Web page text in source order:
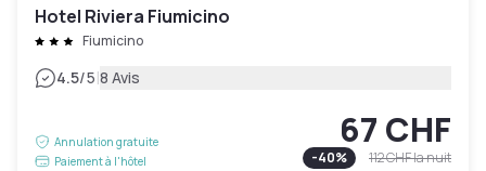
Hotel Riviera Fiumicino
Fiumicino
4.5/5|8 Avis
Annulation gratuite
Paiement à l'hôtel
67 CHF
-40% 112 CHFla nuit